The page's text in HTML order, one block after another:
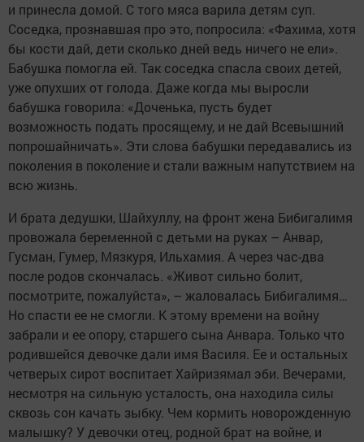
и принесла домой. С того мяса варила детям суп.
Соседка, прознавшая про это, попросила: «Фахима, хотя
бы кости дай, дети сколько дней ведь ничего не ели».
Бабушка помогла ей. Так соседка спасла своих детей,
уже опухших от голода. Даже когда мы выросли
бабушка говорила: «Доченька, пусть будет
возможность подать просящему, и не дай Всевышний
попрошайничать». Эти слова бабушки передавались из
поколения в поколение и стали важным напутствием на
всю жизнь.
И брата дедушки, Шайхуллу, на фронт жена Бибигалимя
провожала беременной с детьми на руках – Анвар,
Гусман, Гумер, Мязкуря, Ильхамия. А через час-два
после родов скончалась. «Живот сильно болит,
посмотрите, пожалуйста», – жаловалась Бибигалимя…
Но спасти ее не смогли. К этому времени на войну
забрали и ее опору, старшего сына Анвара. Только что
родившейся девочке дали имя Василя. Ее и остальных
четверых сирот воспитает Хайризямал эби. Вечерами,
несмотря на сильную усталость, она находила силы
сквозь сон качать зыбку. Чем кормить новорожденную
малышку? У девочки отец, родной брат на войне, и